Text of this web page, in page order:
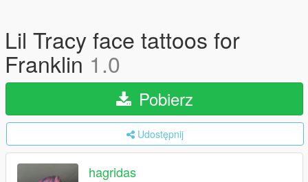
Lil Tracy face tattoos for
Franklin 1.0
Pobierz
Udostępnij
hagridas